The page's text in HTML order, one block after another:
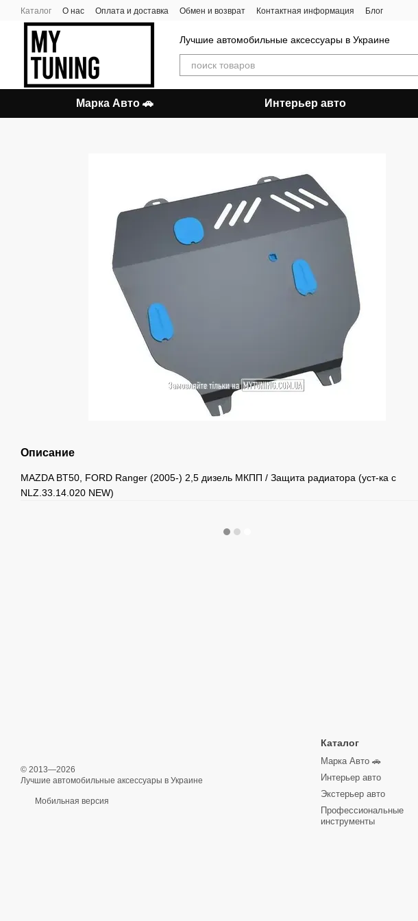
Перейти к основному контенту
Каталог О нас Оплата и доставка Обмен и возврат Контактная информация Блог
Лучшие автомобильные аксессуары в Украине
Марка Авто 🚗 Интерьер авто
Описание
MAZDA BT50, FORD Ranger (2005-) 2,5 дизель МКПП / Защита радиатора (уст-ка с
NLZ.33.14.020 NEW)
© 2013—2026
Лучшие автомобильные аксессуары в Украине
Мобильная версия
Каталог
Марка Авто 🚗
Интерьер авто
Экстерьер авто
Профессиональные
инструменты